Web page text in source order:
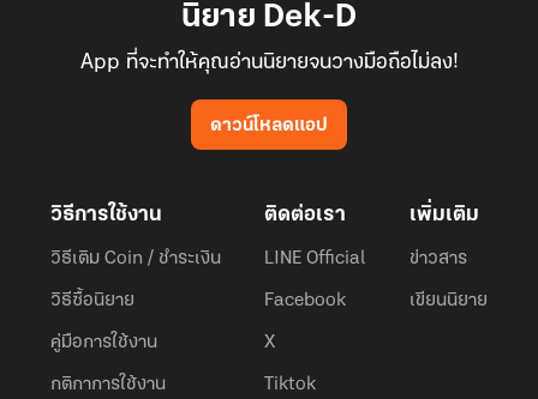
นิยาย Dek-D
App ที่จะทำให้คุณอ่านนิยายจนวางมือถือไม่ลง!
ดาวน์โหลดแอป
วิธีการใช้งาน
วิธีเติม Coin / ชำระเงิน
วิธีซื้อนิยาย
คู่มือการใช้งาน
กติกาการใช้งาน
ติดต่อเรา
LINE Official
Facebook
X
Tiktok
เพิ่มเติม
ข่าวสาร
เขียนนิยาย